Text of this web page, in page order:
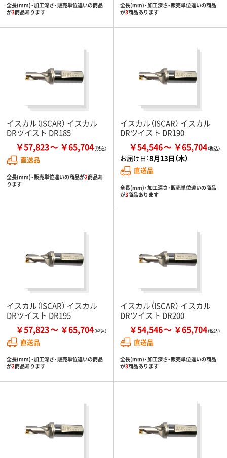
全長(mm)・加工深さ・販売単位違いの商品
が3商品あります
全長(mm)・加工深さ・販売単位違いの商品
が3商品あります
イスカル（ISCAR） イスカル
DRツイスト DR185
￥57,823 ￥65,704
直送品
全長(mm)・販売単位違いの商品が2商品あ
ります
イスカル（ISCAR） イスカル
DRツイスト DR190
￥54,546 ￥65,704
お届け日：8月13日（木）
直送品
全長(mm)・加工深さ・販売単位違いの商品
が3商品あります
イスカル（ISCAR） イスカル
DRツイスト DR195
￥57,823 ￥65,704
直送品
全長(mm)・加工深さ・販売単位違いの商品
が2商品あります
イスカル（ISCAR） イスカル
DRツイスト DR200
￥54,546 ￥65,704
直送品
全長(mm)・加工深さ・販売単位違いの商品
が3商品あります